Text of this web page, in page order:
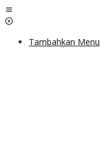
Lewati
ke
Tambahkan Menu